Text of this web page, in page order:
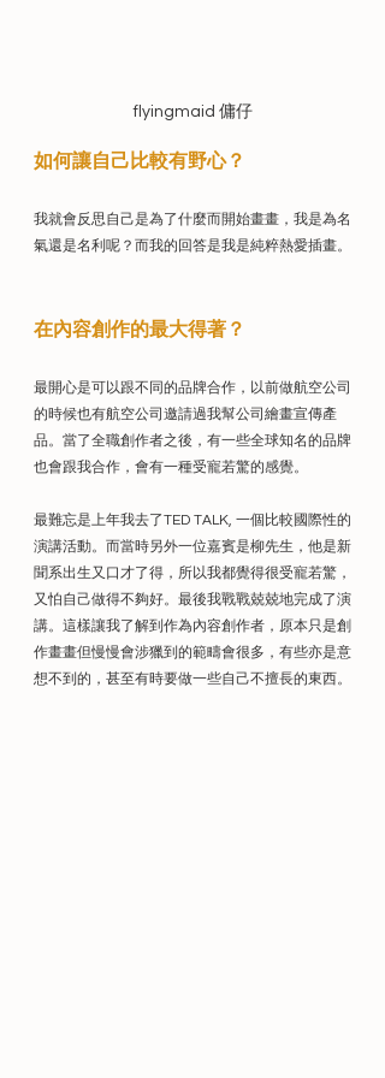
flyingmaid 傭仔
如何讓自己比較有野心？
我就會反思自己是為了什麼而開始畫畫，我是為名
氣還是名利呢？而我的回答是我是純粹熱愛插畫。
在內容創作的最大得著？
最開心是可以跟不同的品牌合作，以前做航空公司
的時候也有航空公司邀請過我幫公司繪畫宣傳產
品。當了全職創作者之後，有一些全球知名的品牌
也會跟我合作，會有一種受寵若驚的感覺。
最難忘是上年我去了TED TALK, 一個比較國際性的
演講活動。而當時另外一位嘉賓是柳先生，他是新
聞系出生又口才了得，所以我都覺得很受寵若驚，
又怕自己做得不夠好。最後我戰戰兢兢地完成了演
講。這樣讓我了解到作為內容創作者，原本只是創
作畫畫但慢慢會涉獵到的範疇會很多，有些亦是意
想不到的，甚至有時要做一些自己不擅長的東西。